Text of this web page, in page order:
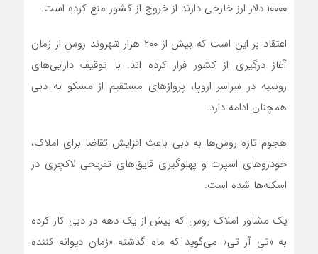
۱۰۰۰۰ دلار ارز خارجی دارند از خروج از کشور منع کرده است.
اعتقاد بر این است که بیش از ۲۰۰ هزار شهروند روس از زمان
آغاز درگیری از کشور فرار کرده اند. با توقیف دارایی‌های
روسیه در سراسر اروپا، پروازهای مستقیم از مسکو به دبی
همچنان ادامه دارد.
هجوم تازه روس‌ها به دبی باعث افزایش تقاضا برای املاک،
خودروهای اسپرت و پهلوگیری قایق‌های تفریحی لاکچری در
اسکله‌ها شده است.
یک مشاور املاک روس که بیش از یک دهه در دبی کار کرده
به «تی آر تی» می‌گوید که ماه گذشته «زمان دیوانه کننده